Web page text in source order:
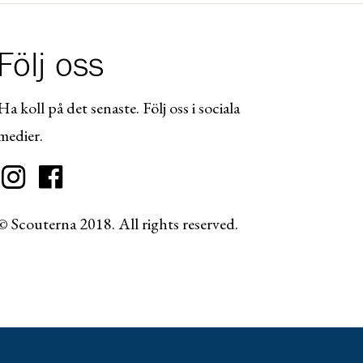
Följ oss
koll på det senaste. Följ oss i sociala
Scouterna 2018. All rights reserved.